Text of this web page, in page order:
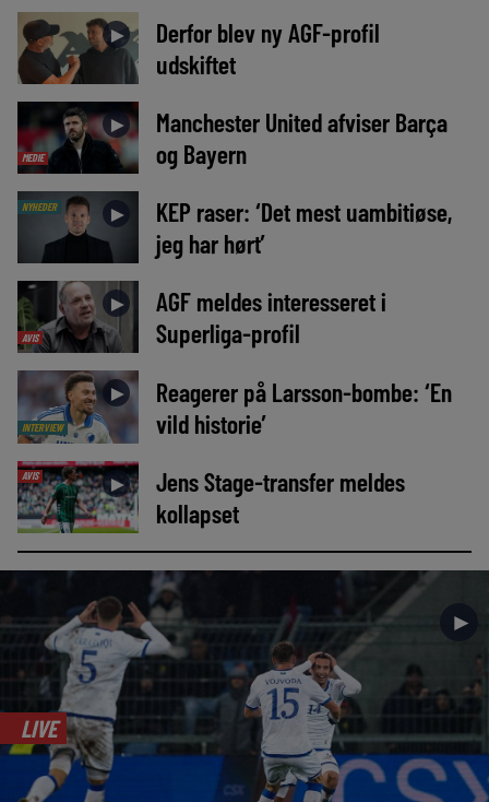
►
Derfor blev ny AGF-profil
udskiftet
MEDIE
►
Manchester United afviser Barça
og Bayern
NYHEDER ►
KEP raser: ‘Det mest uambitiøse,
jeg har hørt’
AVIS
►
AGF meldes interesseret i
Superliga-profil
INTERVIEW
►
Reagerer på Larsson-bombe: ‘En
vild historie’
AVIS ►
Jens Stage-transfer meldes
kollapset
►
LIVE